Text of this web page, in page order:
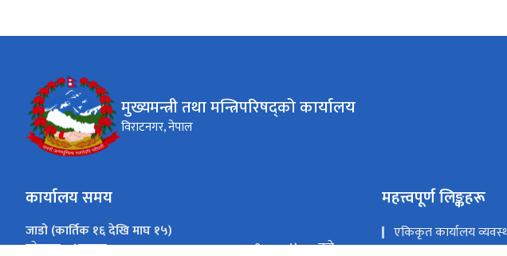
मुख्यमन्त्री तथा मन्त्रिपरिषद्को कार्यालय
विराटनगर, नेपाल
कार्यालय समय
जाडो (कार्तिक १६ देखि माघ १५)
सोमबार - शुक्रबार ०९:०० - ४:०० बजे
महत्त्वपूर्ण लिङ्कहरू
एकिकृत कार्यालय